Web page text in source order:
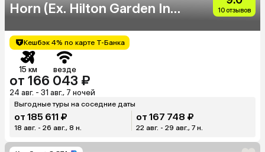
Horn (Eх. Hilton Garden Inn
10 отзывов
Кешбэк 4% по карте Т-Банка
15 км везде
от 166 043 ₽
24 авг. - 31 авг., 7 ночей
Выгодные туры на соседние даты
от 185 611 ₽
18 авг. - 26 авг., 8 н.
от 167 748 ₽
22 авг. - 29 авг., 7 н.